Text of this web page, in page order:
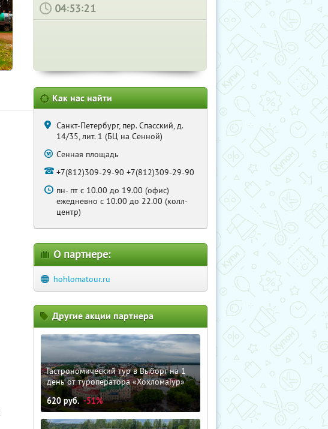
: :
Как нас найти
Санкт-Петербург, пер. Спасский, д.
14/35, лит. 1 (БЦ на Сенной)
Сенная площадь
+7(812)309-29-90 +7(812)309-29-90
пн- пт с 10.00 до 19.00 (офис)
ежедневно с 10.00 до 22.00 (колл-
центр)
О партнере:
hohlomatour.ru
Другие акции партнера
Гастрономический тур в Выборг на 1
день от туроператора «ХохломаТур»
620руб. -51%